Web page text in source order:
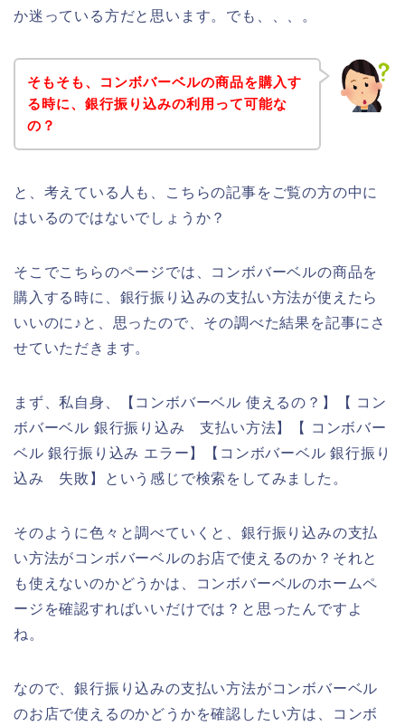
か迷っている方だと思います。でも、、、。
そもそも、コンボバーベルの商品を購入す
る時に、銀行振り込みの利用って可能な
の？
と、考えている人も、こちらの記事をご覧の方の中に
はいるのではないでしょうか？
そこでこちらのページでは、コンボバーベルの商品を
購入する時に、銀行振り込みの支払い方法が使えたら
いいのに♪と、思ったので、その調べた結果を記事にさ
せていただきます。
まず、私自身、【コンボバーベル 使えるの？】【 コン
ボバーベル 銀行振り込み 支払い方法】【 コンボバー
ベル 銀行振り込み エラー】【コンボバーベル 銀行振り
込み 失敗】という感じで検索をしてみました。
そのように色々と調べていくと、銀行振り込みの支払
い方法がコンボバーベルのお店で使えるのか？それと
も使えないのかどうかは、コンボバーベルのホームペ
ージを確認すればいいだけでは？と思ったんですよ
ね。
なので、銀行振り込みの支払い方法がコンボバーベル
のお店で使えるのかどうかを確認したい方は、コンボ